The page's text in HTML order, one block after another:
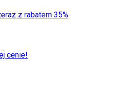
z rabatem 35%
cenie!